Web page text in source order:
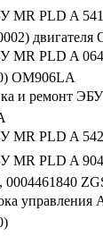
MR PLD A 541
MR PLD A 064
OM906LA
и ремонт
MR PLD A
MR PLD A
0004461840
управления